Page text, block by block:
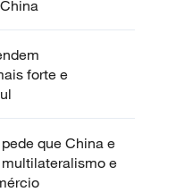
forte e
que China e
e